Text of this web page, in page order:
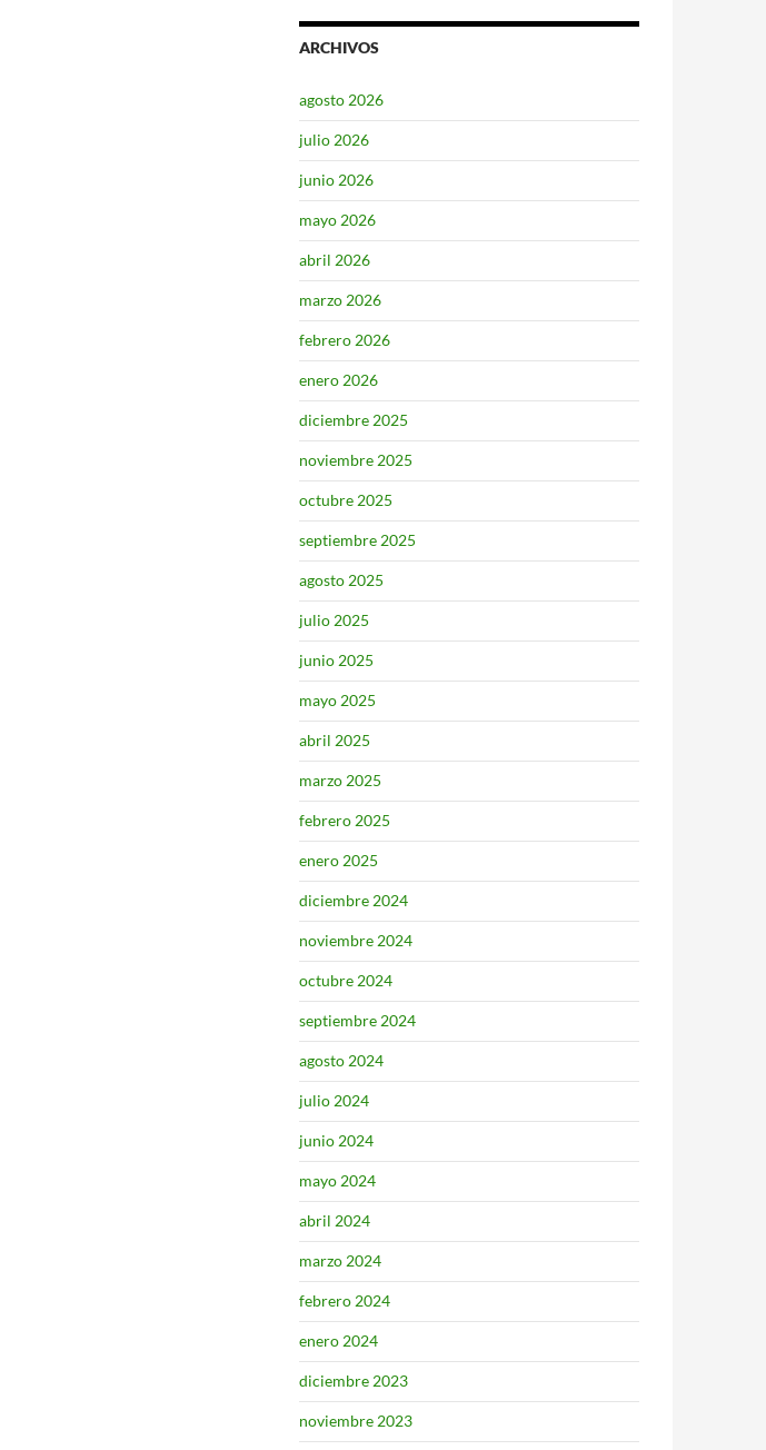
ARCHIVOS
agosto 2026
julio 2026
junio 2026
mayo 2026
abril 2026
marzo 2026
febrero 2026
enero 2026
diciembre 2025
noviembre 2025
octubre 2025
septiembre 2025
agosto 2025
julio 2025
junio 2025
mayo 2025
abril 2025
marzo 2025
febrero 2025
enero 2025
diciembre 2024
noviembre 2024
octubre 2024
septiembre 2024
agosto 2024
julio 2024
junio 2024
mayo 2024
abril 2024
marzo 2024
febrero 2024
enero 2024
diciembre 2023
noviembre 2023